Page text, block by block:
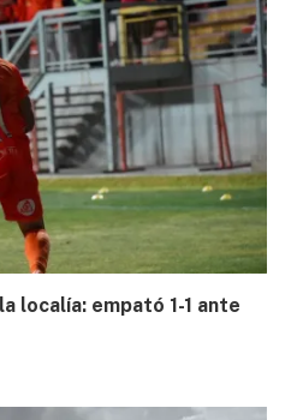
localía: empató 1-1 ante